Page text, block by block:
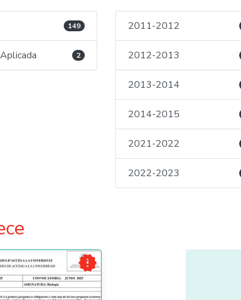
149
2
2011-2012
2012-2013
2013-2014
2014-2015
2021-2022
2022-2023
